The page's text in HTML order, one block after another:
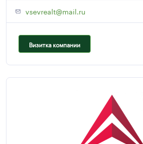
vsevrealt@mail.ru
Визитка компании